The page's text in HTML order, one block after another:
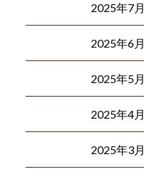
2025年7月
2025年6月
2025年5月
2025年4月
2025年3月